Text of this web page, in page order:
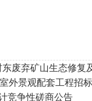
废弃矿山生态修复
外景观配套工程招
竞争性磋商公告